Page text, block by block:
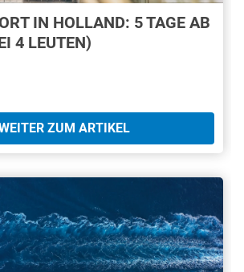
IN HOLLAND: 5 TAGE AB
4 LEUTEN)
ZUM ARTIKEL